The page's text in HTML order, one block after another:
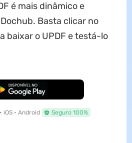
é mais dinâmico e
Basta clicar no
baixar o UPDF e testá-lo
Baixar Grátis
iOS • Android Seguro 100%